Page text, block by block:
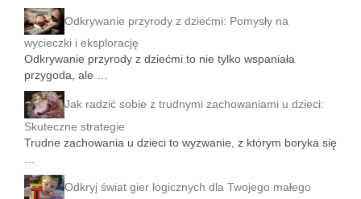
Odkrywanie przyrody z dziećmi: Pomysły na
wycieczki i eksplorację
Odkrywanie przyrody z dziećmi to nie tylko wspaniała
przygoda, ale …
Jak radzić sobie z trudnymi zachowaniami u dzieci:
Skuteczne strategie
Trudne zachowania u dzieci to wyzwanie, z którym boryka się
Odkryj świat gier logicznych dla Twojego małego